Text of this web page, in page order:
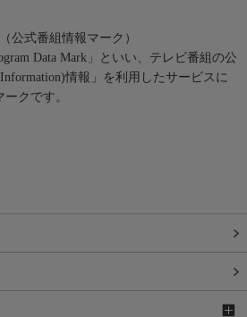
公式番組情報マーク）
Data Mark」といい、テレビ番組の公
情報」を利用したサービスに
クです。